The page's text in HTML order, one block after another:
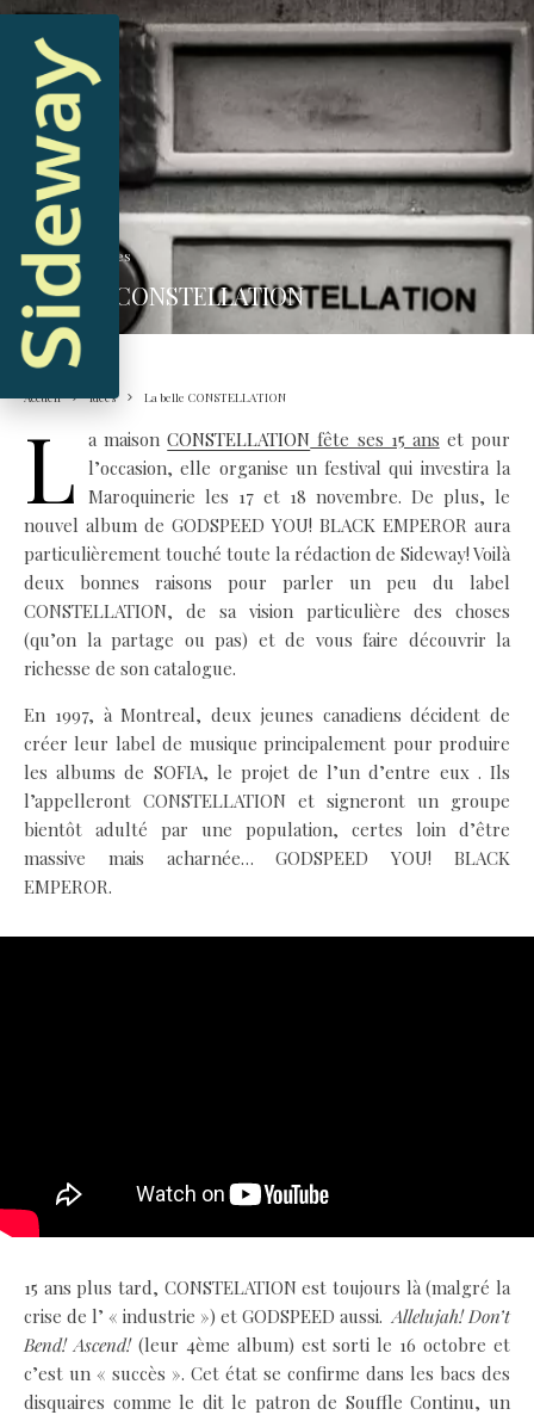
Vincent Idées
La belle CONSTELLATION
Accueil Idées La belle CONSTELLATION
L a maisonCONSTELLATION fête ses 15 ans et pour
l’occasion, elle organise un festival qui investira la
Maroquinerie les 17 et 18 novembre. De plus, le
nouvel album de GODSPEED YOU! BLACK EMPEROR aura
particulièrement touché toute la rédaction de Sideway! Voilà
deux bonnes raisons pour parler un peu du label
CONSTELLATION, de sa vision particulière des choses
(qu’on la partage ou pas) et de vous faire découvrir la
richesse de son catalogue.
En 1997, à Montreal, deux jeunes canadiens décident de
créer leur label de musique principalement pour produire
les albums de SOFIA, le projet de l’un d’entre eux . Ils
l’appelleront CONSTELLATION et signeront un groupe
bientôt adulté par une population, certes loin d’être
massive mais acharnée… GODSPEED YOU! BLACK
EMPEROR.
15 ans plus tard, CONSTELATION est toujours là (malgré la
crise de l’ « industrie ») et GODSPEED aussi.Allelujah! Don’t
Bend! Ascend!(leur 4ème album) est sorti le 16 octobre et
c’est un « succès ». Cet état se confirme dans les bacs des
disquaires comme le dit le patron de Souffle Continu, un